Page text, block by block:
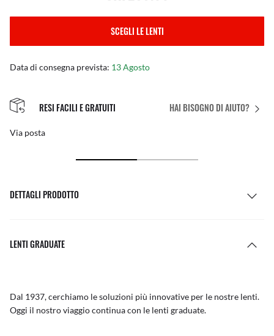
SCEGLI LE LENTI
Data di consegna prevista: 13 Agosto
HAI BISOGNO DI AIUTO?
IL FIT PERFETTO
DETTAGLI PRODOTTO
LENTI GRADUATE
Dal 1937, cerchiamo le soluzioni più innovative per le nostre lenti.
Oggi il nostro viaggio continua con le lenti graduate.